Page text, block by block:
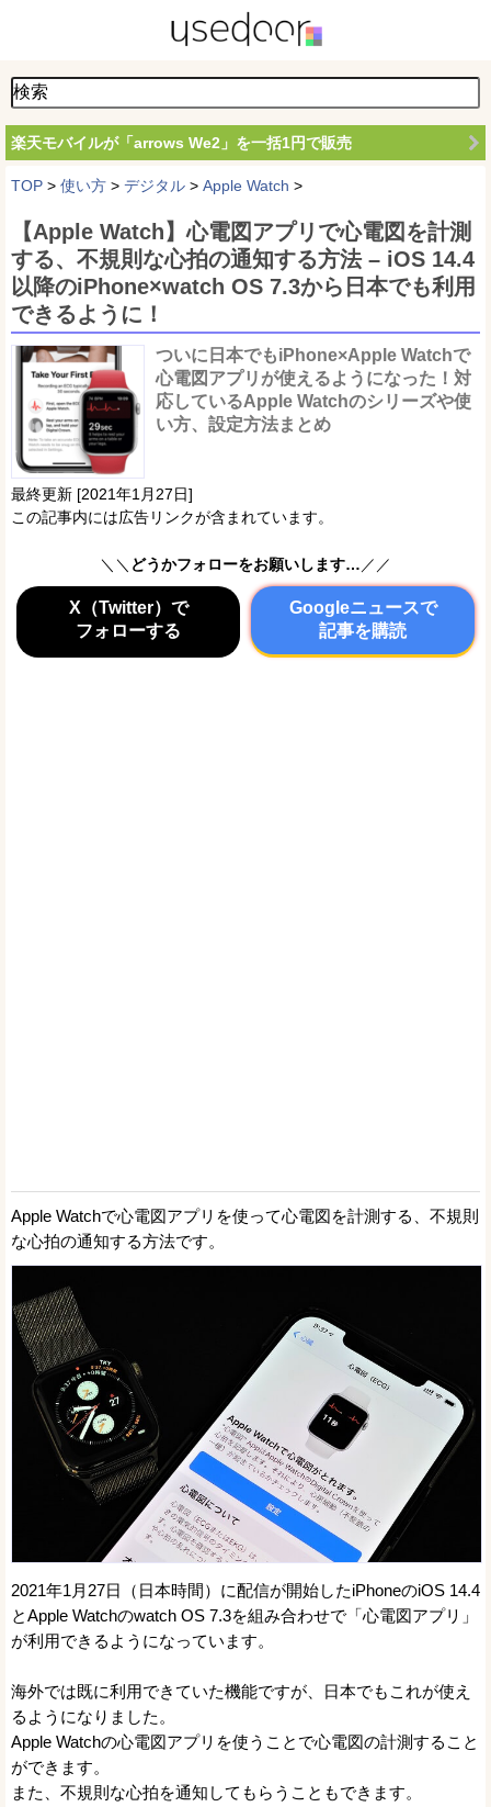
楽天モバイルが「arrows We2」を一括1円で販売
TOP > 使い方 > デジタル > Apple Watch >
【Apple Watch】心電図アプリで心電図を計測
する、不規則な心拍の通知する方法 – iOS 14.4
以降のiPhone×watch OS 7.3から日本でも利用
できるように！
ついに日本でもiPhone×Apple Watchで
心電図アプリが使えるようになった！対
応しているApple Watchのシリーズや使
い方、設定方法まとめ
最終更新 [2021年1月27日]
この記事内には広告リンクが含まれています。
＼＼ どうかフォローをお願いします… ／／
X（Twitter）で
フォローする
Googleニュースで
記事を購読
Apple Watchで心電図アプリを使って心電図を計測する、不規則
な心拍の通知する方法です。
2021年1月27日（日本時間）に配信が開始したiPhoneのiOS 14.4
とApple Watchのwatch OS 7.3を組み合わせで「心電図アプリ」
が利用できるようになっています。
海外では既に利用できていた機能ですが、日本でもこれが使え
るようになりました。
Apple Watchの心電図アプリを使うことで心電図の計測すること
ができます。
また、不規則な心拍を通知してもらうこともできます。